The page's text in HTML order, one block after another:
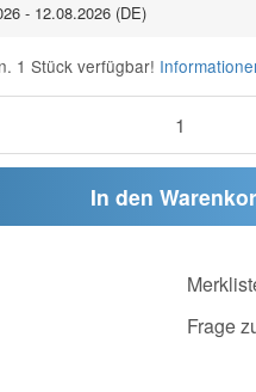
- 12.08.2026 (DE)
1 Stück verfügbar!
In den
Frage